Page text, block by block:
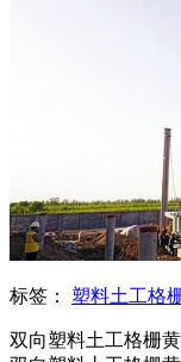
标签： 塑料土工格
双向塑料土工格栅